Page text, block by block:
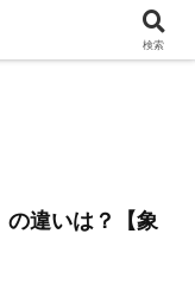
の違いは？【象
検索